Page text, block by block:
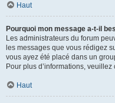
Haut
Pourquoi mon message a-t-il
Les administrateurs du forum
les messages que vous rédigez
vous ayez été placé dans un
Pour plus d’informations,
Haut